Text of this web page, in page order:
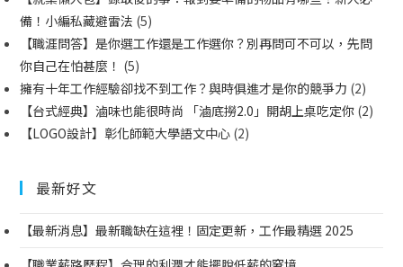
備！小編私藏避雷法 (5)
【職涯問答】是你選工作還是工作選你？別再問可不可以，先問
你自己在怕甚麼！ (5)
擁有十年工作經驗卻找不到工作？與時俱進才是你的競爭力 (2)
【台式經典】滷味也能很時尚 「滷底撈2.0」開胡上桌吃定你 (2)
【LOGO設計】彰化師範大學語文中心 (2)
最新好文
【最新消息】最新職缺在這裡！固定更新，工作最精選 2025